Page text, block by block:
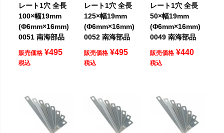
レート1穴 全長
100×幅19mm
(Φ6mm×16mm)
0051 南海部品
販売価格 ¥495
税込
レート1穴 全長
125×幅19mm
(Φ6mm×16mm)
0052 南海部品
販売価格 ¥495
税込
レート1穴 全長
50×幅19mm
(Φ6mm×16mm)
0049 南海部品
販売価格 ¥440
税込